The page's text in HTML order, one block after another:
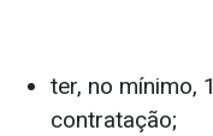
ter, no mínimo,
contratação;